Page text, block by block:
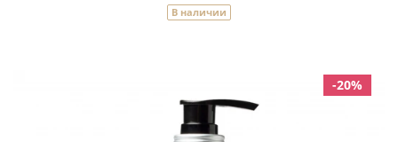
В наличии
-20%